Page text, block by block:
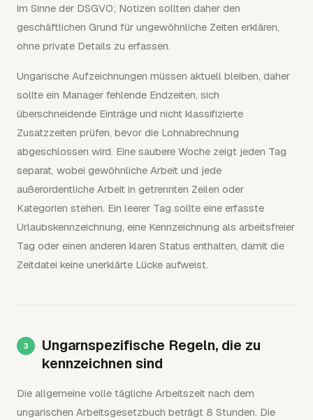
im Sinne der DSGVO; Notizen sollten daher den
geschäftlichen Grund für ungewöhnliche Zeiten erklären,
ohne private Details zu erfassen.
Ungarische Aufzeichnungen müssen aktuell bleiben, daher
sollte ein Manager fehlende Endzeiten, sich
überschneidende Einträge und nicht klassifizierte
Zusatzzeiten prüfen, bevor die Lohnabrechnung
abgeschlossen wird. Eine saubere Woche zeigt jeden Tag
separat, wobei gewöhnliche Arbeit und jede
außerordentliche Arbeit in getrennten Zeilen oder
Kategorien stehen. Ein leerer Tag sollte eine erfasste
Urlaubskennzeichnung, eine Kennzeichnung als arbeitsfreier
Tag oder einen anderen klaren Status enthalten, damit die
Zeitdatei keine unerklärte Lücke aufweist.
Ungarnspezifische Regeln, die zu
kennzeichnen sind
Die allgemeine volle tägliche Arbeitszeit nach dem
ungarischen Arbeitsgesetzbuch beträgt 8 Stunden. Die